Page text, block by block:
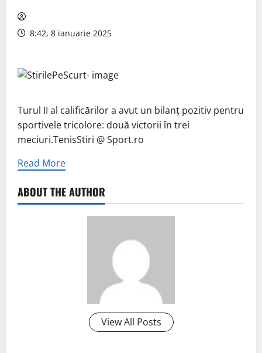
8:42, 8 ianuarie 2025
Turul II al calificărilor a avut un bilanț pozitiv pentru
sportivele tricolore: două victorii în trei
meciuri.TenisStiri @ Sport.ro
Read More
ABOUT THE AUTHOR
View All Posts